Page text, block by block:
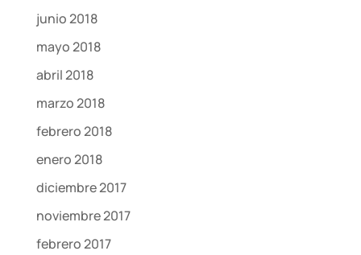
junio 2018
mayo 2018
abril 2018
marzo 2018
febrero 2018
enero 2018
diciembre 2017
noviembre 2017
febrero 2017